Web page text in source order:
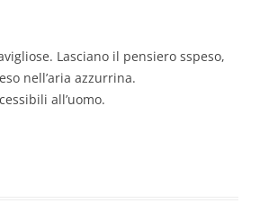
Lasciano il pensiero sspeso,
nell’aria azzurrina.
all’uomo.